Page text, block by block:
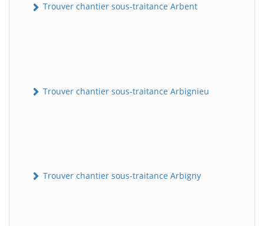
Trouver chantier sous-traitance Arbent
Trouver chantier sous-traitance Arbignieu
Trouver chantier sous-traitance Arbigny